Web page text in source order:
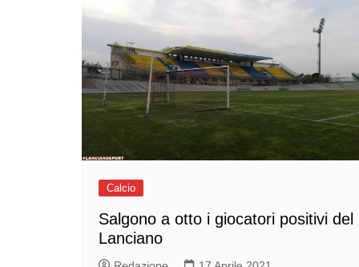
Calcio
Salgono a otto i giocatori positivi del
Lanciano